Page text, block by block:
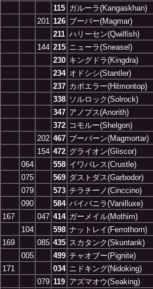
115 ガルーラ(Kangaskhan)
201 126 ブーバー(Magmar)
211 ハリーセン(Qwilfish)
144 215 ニューラ(Sneasel)
230 キングドラ(Kingdra)
234 オドシシ(Stantler)
237 カポエラー(Hitmontop)
338 ソルロック(Solrock)
347 アノプス(Anorith)
372 コモルー(Shelgon)
202 467 ブーバーン(Magmortar)
154 472 グライオン(Gliscor)
064
558 イワパレス(Crustle)
075
569 ダストダス(Garbodor)
079
573 チラチーノ(Cinccino)
090
584 バイバニラ(Vanilluxe)
167
047 414 ガーメイル(Mothim)
104
598 ナットレイ(Ferrothorn)
169
085 435 スカタンク(Skuntank)
005
499 チャオブー(Pignite)
171
034 ニドキング(Nidoking)
079 119 アズマオウ(Seaking)